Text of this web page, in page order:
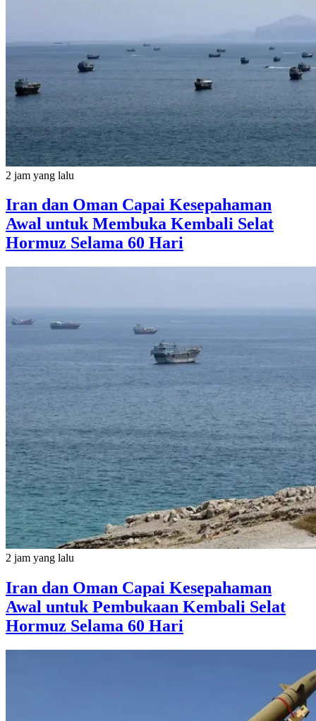
2 jam yang lalu
Iran dan Oman Capai Kesepahaman
Awal untuk Membuka Kembali Selat
Hormuz Selama 60 Hari
2 jam yang lalu
Iran dan Oman Capai Kesepahaman
Awal untuk Pembukaan Kembali Selat
Hormuz Selama 60 Hari